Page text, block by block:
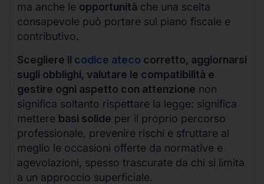
ma anche le opportunità che una scelta
consapevole può portare sul piano fiscale e
contributivo.
Scegliere il codice ateco corretto, aggiornarsi
sugli obblighi, valutare le compatibilità e
gestire ogni aspetto con attenzione non
significa soltanto rispettare la legge: significa
mettere basi solide per il proprio percorso
professionale, prevenire rischi e sfruttare al
meglio le occasioni offerte da normative e
agevolazioni, spesso trascurate da chi si limita
a un approccio superficiale.